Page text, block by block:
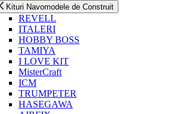
Kituri Navomodele de Construit
REVELL
ITALERI
HOBBY BOSS
TAMIYA
I LOVE KIT
MisterCraft
ICM
TRUMPETER
HASEGAWA